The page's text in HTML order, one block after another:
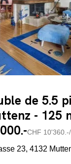
à vapeur et
Armoire
une avec douche
L’appartement
de 5.5
- 125
CHF
23, 4132